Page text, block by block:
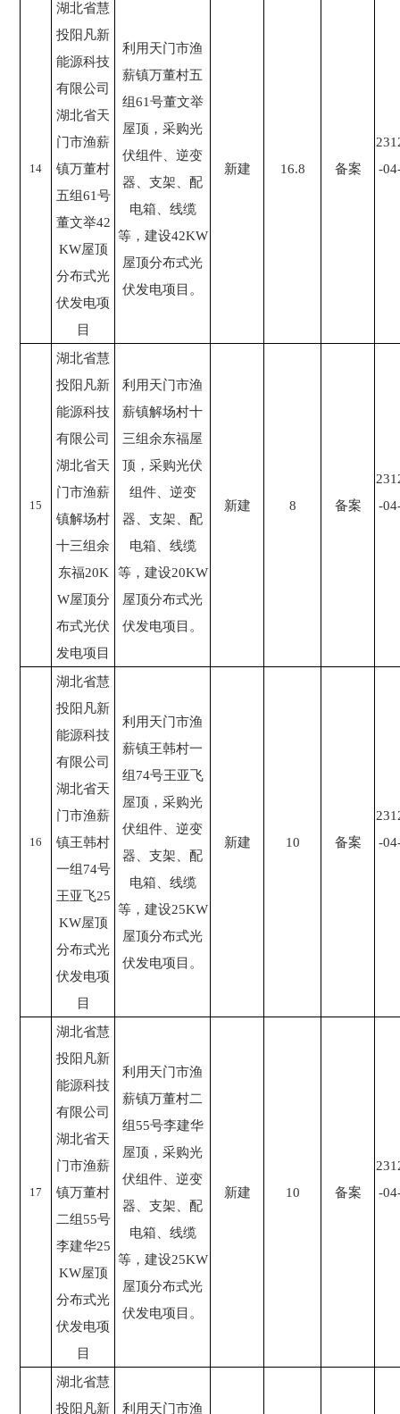
14
湖北省慧
投阳凡新
能源科技
有限公司
湖北省天
门市渔薪
镇万董村
五组61号
董文举42
KW屋顶
分布式光
伏发电项
目
利用天门市渔
薪镇万董村五
组61号董文举
屋顶，采购光
伏组件、逆变
器、支架、配
电箱、线缆
等，建设42KW
屋顶分布式光
伏发电项目。
新建 16.8 备案
-
15
湖北省慧
投阳凡新
能源科技
有限公司
湖北省天
门市渔薪
镇解场村
十三组余
东福20K
W屋顶分
布式光伏
发电项目
利用天门市渔
薪镇解场村十
三组余东福屋
顶，采购光伏
组件、逆变
器、支架、配
电箱、线缆
等，建设20KW
屋顶分布式光
伏发电项目。
新建 8 备案
-
16
湖北省慧
投阳凡新
能源科技
有限公司
湖北省天
门市渔薪
镇王韩村
一组74号
王亚飞25
KW屋顶
分布式光
伏发电项
目
利用天门市渔
薪镇王韩村一
组74号王亚飞
屋顶，采购光
伏组件、逆变
器、支架、配
电箱、线缆
等，建设25KW
屋顶分布式光
伏发电项目。
新建 10 备案
-
17
湖北省慧
投阳凡新
能源科技
有限公司
湖北省天
门市渔薪
镇万董村
二组55号
李建华25
KW屋顶
分布式光
伏发电项
目
利用天门市渔
薪镇万董村二
组55号李建华
屋顶，采购光
伏组件、逆变
器、支架、配
电箱、线缆
等，建设25KW
屋顶分布式光
伏发电项目。
新建 10 备案
-
湖北省慧
投阳凡新
利用天门市渔